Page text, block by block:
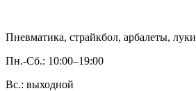
Пневматика, страйкбол, арбалеты, луки
Пн.-Сб.: 10:00–19:00
Вс.: выходной